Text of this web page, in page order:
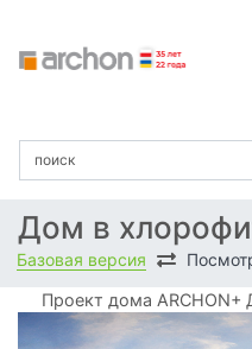
Дом в
Базовая версия
Проект дома